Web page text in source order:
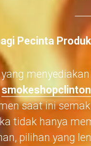
Pecinta
smokeshopclinton
saat ini
tidak hanya
pilihan yang